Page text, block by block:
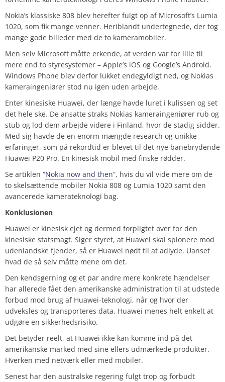
Nokia’s klassiske 808 blev herefter fulgt op af Microsoft’s Lumia
1020, som fik mange venner. Heriblandt undertegnede, der tog
mange gode billeder med de to kameramobiler.
Men selv Microsoft måtte erkende, at verden var for lille til
mere end to styresystemer – Apple’s iOS og Google’s Android.
Windows Phone blev derfor lukket endegyldigt ned, og Nokias
kameraingeniører stod nu igen uden arbejde.
Enter kinesiske Huawei, der længe havde luret i kulissen og set
det hele ske. De ansatte straks Nokias kameraingeniører rub og
stub og lod dem arbejde videre i Finland, hvor de stadig sidder.
Med sig havde de en enorm mængde research og unikke
erfaringer, som på rekordtid er blevet til det nye banebrydende
Huawei P20 Pro. En kinesisk mobil med finske rødder.
Se artiklen “Nokia now and then“, hvis du vil vide mere om de
to skelsættende mobiler Nokia 808 og Lumia 1020 samt den
avancerede kamerateknologi bag.
Konklusionen
Huawei er kinesisk ejet og dermed forpligtet over for den
kinesiske statsmagt. Siger styret, at Huawei skal spionere mod
udenlandske fjender, så er Huawei nødt til at adlyde. Uanset
hvad de så selv måtte mene om det.
Den kendsgerning og et par andre mere konkrete hændelser
har allerede fået den amerikanske administration til at udstede
forbud mod brug af Huawei-teknologi, når og hvor der
udveksles og transporteres data. Huawei menes helt enkelt at
udgøre en sikkerhedsrisiko.
Det betyder reelt, at Huawei ikke kan komme ind på det
amerikanske marked med sine ellers udmærkede produkter.
Hverken med netværk eller med mobiler.
Senest har den australske regering fulgt trop og forbudt